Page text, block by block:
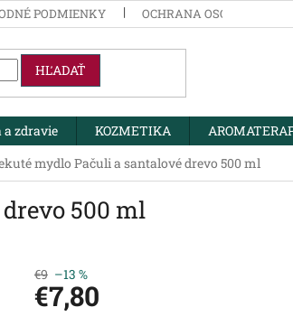
PODMIENKY OCHRANA OSOBNÝCH
HĽADAŤ
a zdravie KOZMETIKA
mydlo Pačuli a santalové drevo 500 ml
500 ml
€9 –13 %
€7,80